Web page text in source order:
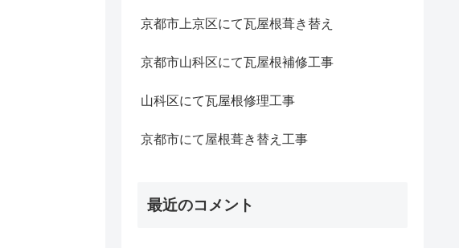
京都市上京区にて瓦屋根葺き替え
京都市山科区にて瓦屋根補修工事
山科区にて瓦屋根修理工事
京都市にて屋根葺き替え工事
最近のコメント